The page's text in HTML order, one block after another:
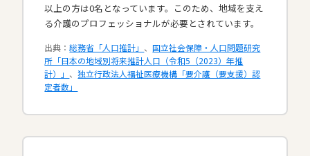
以上の方は0名となっています。このため、地域を支え
る介護のプロフェッショナルが必要とされています。​
出典：総務省「人口推計」 、国立社会保障・人口問題研究
所「日本の地域別将来推計人口（令和5（2023）年推
計）」 、独立行政法人福祉医療機構「要介護（要支援）認
定者数」